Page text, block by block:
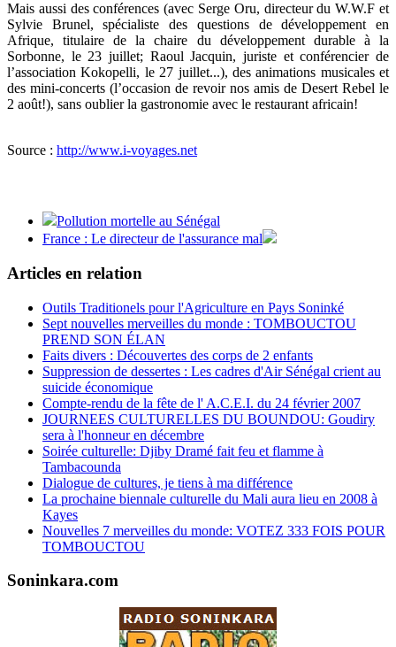
Mais aussi des conférences (avec Serge Oru, directeur du W.W.F et
Sylvie Brunel, spécialiste des questions de développement en
Afrique, titulaire de la chaire du développement durable à la
Sorbonne, le 23 juillet; Raoul Jacquin, juriste et conférencier de
l’association Kokopelli, le 27 juillet...), des animations musicales et
des mini-concerts (l’occasion de revoir nos amis de Desert Rebel le
2 août!), sans oublier la gastronomie avec le restaurant africain!
Source : http://www.i-voyages.net
Pollution mortelle au Sénégal
France : Le directeur de l'assurance mal
Articles en relation
Outils Traditionels pour l'Agriculture en Pays Soninké
Sept nouvelles merveilles du monde : TOMBOUCTOU
PREND SON ÉLAN
Faits divers : Découvertes des corps de 2 enfants
Suppression de dessertes : Les cadres d'Air Sénégal crient au
suicide économique
Compte-rendu de la fête de l' A.C.E.I. du 24 février 2007
JOURNEES CULTURELLES DU BOUNDOU: Goudiry
sera à l'honneur en décembre
Soirée culturelle: Djiby Dramé fait feu et flamme à
Tambacounda
Dialogue de cultures, je tiens à ma différence
La prochaine biennale culturelle du Mali aura lieu en 2008 à
Kayes
Nouvelles 7 merveilles du monde: VOTEZ 333 FOIS POUR
TOMBOUCTOU
Soninkara.com